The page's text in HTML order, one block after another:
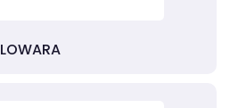
LOWARA